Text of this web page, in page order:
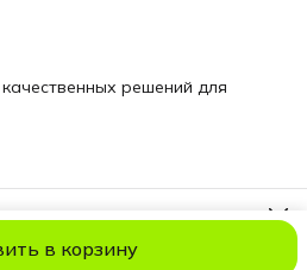
в корзину
решений для